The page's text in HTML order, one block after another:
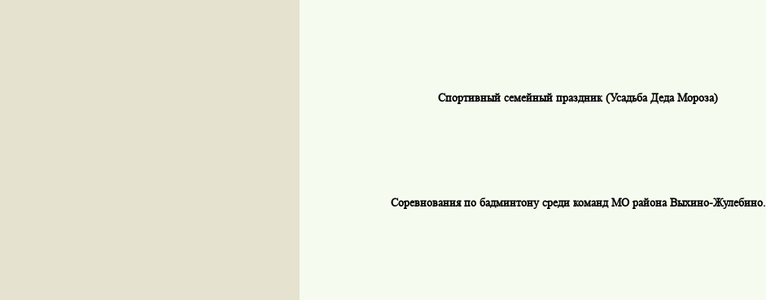
Спортивный семейный праздник (Усадьба Деда Мороза)
Соревнования по бадминтону среди команд МО района Выхино-Жулебино.